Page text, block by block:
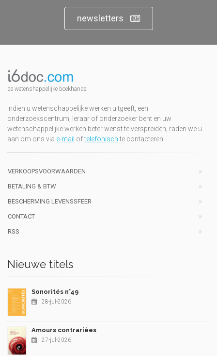
newsletters
de wetenshappelijke boekhandel
Indien u wetenschappelijke werken uitgeeft, een
onderzoekscentrum, leraar of onderzoeker bent en uw
wetenschappelijke werken beter wenst te verspreiden, raden we u
aan om ons via e-mail oftelefonischte contacteren
VERKOOPSVOORWAARDEN
BETALING & BTW
BESCHERMING LEVENSSFEER
CONTACT
RSS
Nieuwe titels
Sonorités n°49
28-jul-2026
Amours contrariées
27-jul-2026